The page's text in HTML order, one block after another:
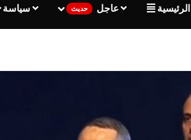
الرئيسية عاجل حديث سياسة